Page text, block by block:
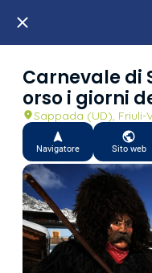
Carnevale di
orso i giorni
Sappada (UD), Friuli-
Navigatore Sito web